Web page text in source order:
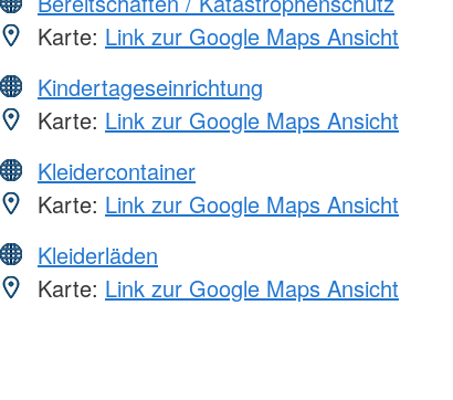
Karte: Link zur Google Maps Ansicht
Kindertageseinrichtung
Karte: Link zur Google Maps Ansicht
Kleidercontainer
Karte: Link zur Google Maps Ansicht
Kleiderläden
Karte: Link zur Google Maps Ansicht